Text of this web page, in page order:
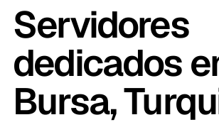
Servidores
dedicados
Bursa,